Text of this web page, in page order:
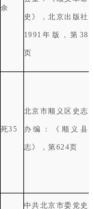
余
史》，北京出版社
1991 年版，第 38
页
死35
北京市顺义区史志
办编：《顺义县
志》，第624页
中共北京市委党史